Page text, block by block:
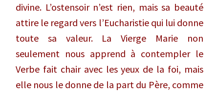
divine. L’ostensoir n’est rien, mais sa beauté
attire le regard vers l’Eucharistie qui lui donne
toute sa valeur. La Vierge Marie non
seulement nous apprend à contempler le
Verbe fait chair avec les yeux de la foi, mais
elle nous le donne de la part du Père, comme